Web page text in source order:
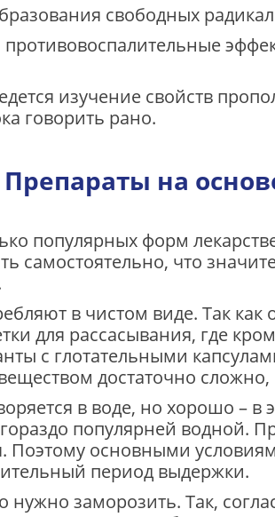
свободных
изучение свойств
говорить рано.
Препараты на
популярных форм
самостоятельно, что
в чистом виде. Так
для рассасывания, где
с глотательными
достаточно
в воде, но хорошо –
популярней водной.
Поэтому основными
период выдержки.
заморозить. Так,